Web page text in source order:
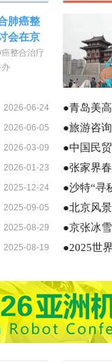
肺癌整
会在京
整合治疗
2026-06-24
2026-06-05
2026-03-09
2026-01-23
2025-12-24
2025-09-05
2025-08-29
2025-08-19
●青岛美
●旅游咨
●中国民
●张家界
●沙特“寻
●北京风
●京张冰
●2025世